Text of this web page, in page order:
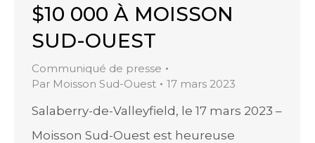
$10 000 À MOISSON
SUD-OUEST
Communiqué de presse
Par Moisson Sud-Ouest 17 mars 2023
Salaberry-de-Valleyfield, le 17 mars 2023 –
Moisson Sud-Ouest est heureuse